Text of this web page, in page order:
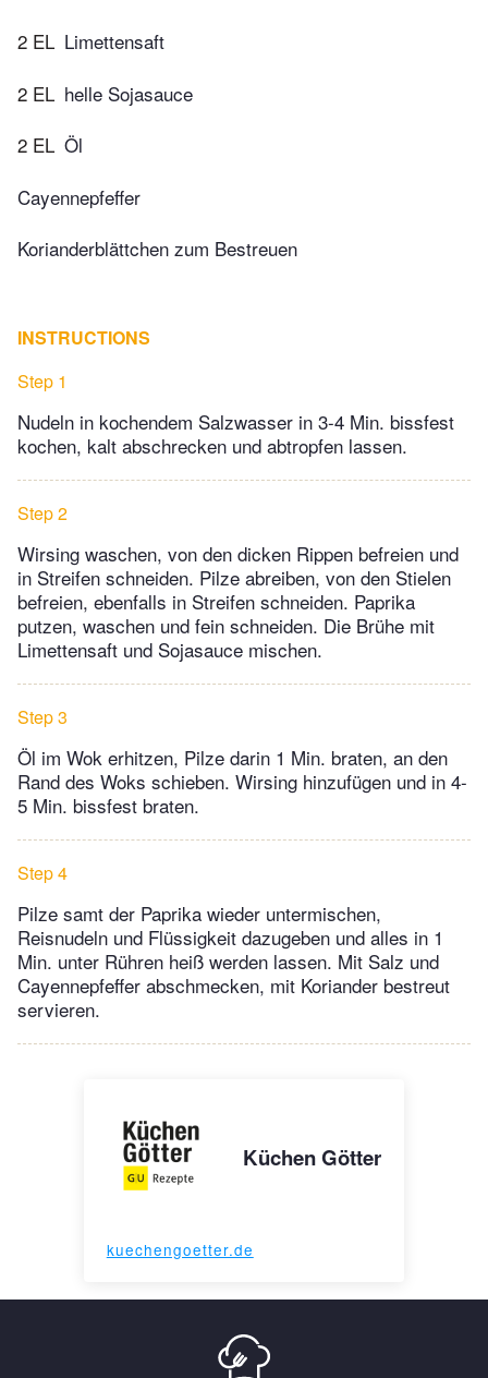
2 EL Limettensaft
2 EL helle Sojasauce
2 EL Öl
Cayennepfeffer
Korianderblättchen zum Bestreuen
INSTRUCTIONS
Step 1
Nudeln in kochendem Salzwasser in 3-4 Min. bissfest
kochen, kalt abschrecken und abtropfen lassen.
Step 2
Wirsing waschen, von den dicken Rippen befreien und
in Streifen schneiden. Pilze abreiben, von den Stielen
befreien, ebenfalls in Streifen schneiden. Paprika
putzen, waschen und fein schneiden. Die Brühe mit
Limettensaft und Sojasauce mischen.
Step 3
Öl im Wok erhitzen, Pilze darin 1 Min. braten, an den
Rand des Woks schieben. Wirsing hinzufügen und in 4-
5 Min. bissfest braten.
Step 4
Pilze samt der Paprika wieder untermischen,
Reisnudeln und Flüssigkeit dazugeben und alles in 1
Min. unter Rühren heiß werden lassen. Mit Salz und
Cayennepfeffer abschmecken, mit Koriander bestreut
servieren.
Küchen Götter
kuechengoetter.de